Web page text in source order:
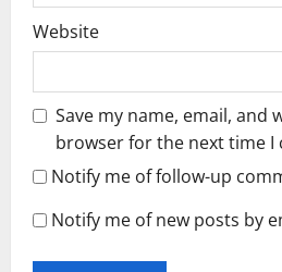
Website
Save my name, email, and
browser for the next time I
Notify me of follow-up
Notify me of new posts by